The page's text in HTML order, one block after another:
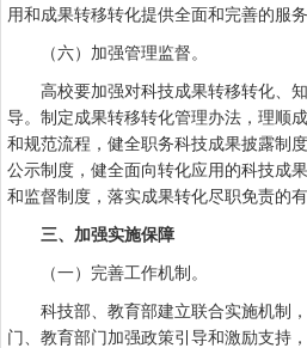
用和成果转移转化提供全面和完善的服务
（六）加强管理监督。
高校要加强对科技成果转移转化、知
导。制定成果转移转化管理办法，理顺
和规范流程，健全职务科技成果披露制
公示制度，健全面向转化应用的科技成
和监督制度，落实成果转化尽职免责的有
三、加强实施保障
（一）完善工作机制。
科技部、教育部建立联合实施机制，
门、教育部门加强政策引导和激励支持